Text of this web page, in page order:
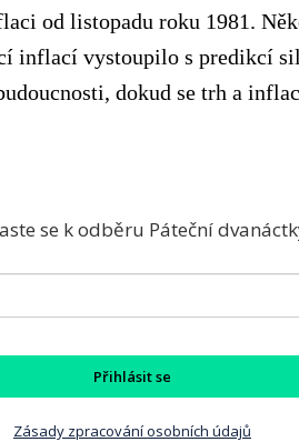
od listopadu roku 1981.
inflací vystoupilo s predikcí
dokud se trh a
se k odběru Páteční
Přihlásit se
Zásady zpracování osobních údajů